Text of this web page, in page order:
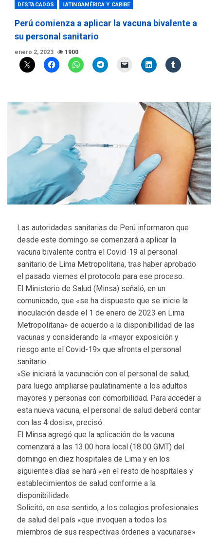
DESTACADOS LATINOAMÉRICA Y CARIBE
Perú comienza a aplicar la vacuna bivalente a
su personal sanitario
enero 2, 2023 1900
Las autoridades sanitarias de Perú informaron que
desde este domingo se comenzará a aplicar la
vacuna bivalente contra el Covid-19 al personal
sanitario de Lima Metropolitana, tras haber aprobado
el pasado viernes el protocolo para ese proceso.
El Ministerio de Salud (Minsa) señaló, en un
comunicado, que «se ha dispuesto que se inicie la
inoculación desde el 1 de enero de 2023 en Lima
Metropolitana» de acuerdo a la disponibilidad de las
vacunas y considerando la «mayor exposición y
riesgo ante el Covid-19» que afronta el personal
sanitario.
«Se iniciará la vacunación con el personal de salud,
para luego ampliarse paulatinamente a los adultos
mayores y personas con comorbilidad. Para acceder a
esta nueva vacuna, el personal de salud deberá contar
con las 4 dosis», precisó.
El Minsa agregó que la aplicación de la vacuna
comenzará a las 13.00 hora local (18.00 GMT) del
domingo en diez hospitales de Lima y en los
siguientes días se hará «en el resto de hospitales y
establecimientos de salud conforme a la
disponibilidad».
Solicitó, en ese sentido, a los colegios profesionales
de salud del país «que invoquen a todos los
miembros de sus respectivas órdenes a vacunarse»